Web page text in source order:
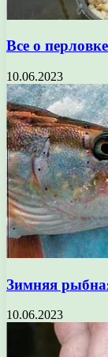
Все о
10.06.2023
Зимняя
10.06.2023